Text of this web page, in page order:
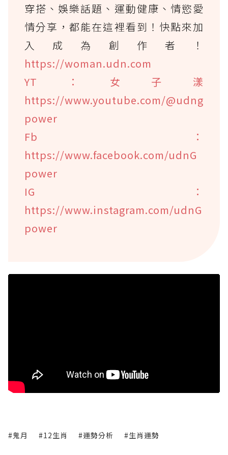
穿搭、娛樂話題、運動健康、情慾愛
情分享，都能在這裡看到！快點來加
入成為創作者！
https://woman.udn.com
YT：女子漾
https://www.youtube.com/@udng
power
Fb：
https://www.facebook.com/udnG
power
IG：
https://www.instagram.com/udnG
power
#鬼月 #12生肖 #運勢分析 #生肖運勢